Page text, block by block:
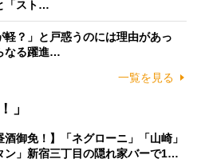
「スト…
？」と戸惑うのには理由があっ
なる躍進…
一覧を見る
」
酒御免！】「ネグローニ」「山崎」
ン」新宿三丁目の隠れ家バーで1…